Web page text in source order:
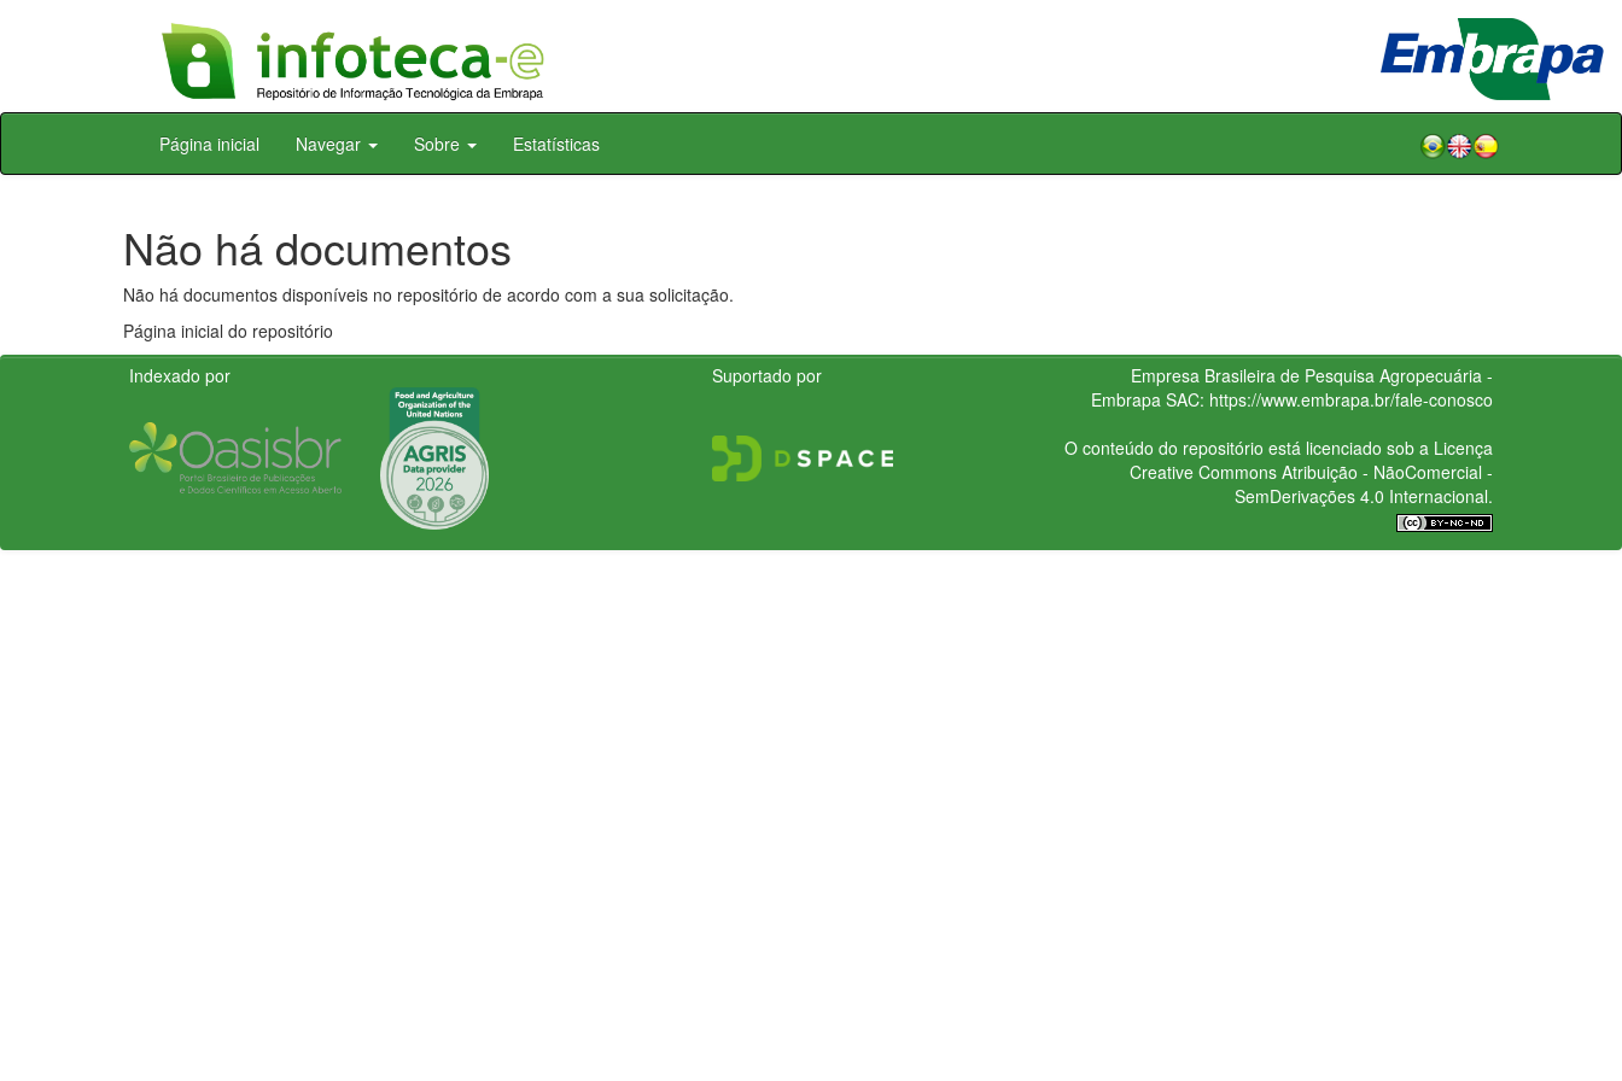
Skip
Página inicial Navegar Sobre Estatísticas
Não há documentos
Não há documentos disponíveis no repositório de acordo com a sua solicitação.
Página inicial do repositório
Indexado por
Suportado por
Empresa Brasileira de Pesquisa Agropecuária -
Embrapa SAC: https://www.embrapa.br/fale-conosco
O conteúdo do repositório está licenciado sob a Licença
Creative CommonsAtribuição - NãoComercial -
SemDerivações 4.0 Internacional.